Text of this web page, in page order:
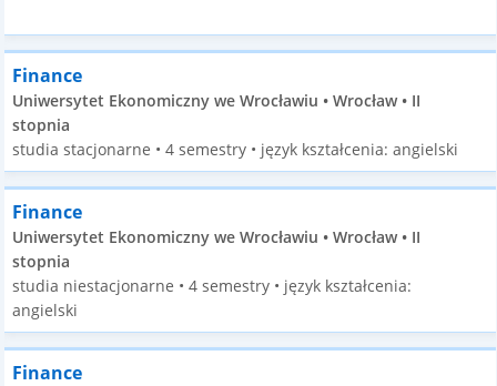
Finance
Uniwersytet Ekonomiczny we Wrocławiu • Wrocław • II
stopnia
studia stacjonarne • 4 semestry • język kształcenia: angielski
Finance
Uniwersytet Ekonomiczny we Wrocławiu • Wrocław • II
stopnia
studia niestacjonarne • 4 semestry • język kształcenia:
angielski
Finance